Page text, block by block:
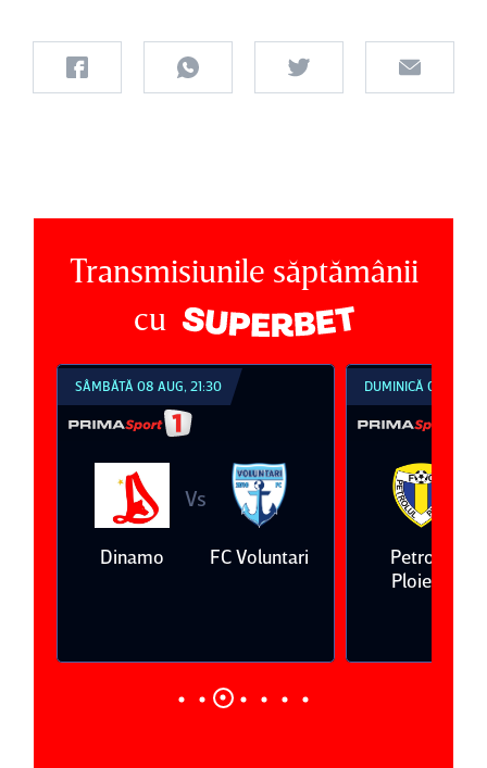
Transmisiunile săptămânii
cu
SÂMBĂTĂ 08 AUG, 21:30
Dinamo
Vs
FC Voluntari
DUMINICĂ 09 AUG,
Petrolul
Ploieşti